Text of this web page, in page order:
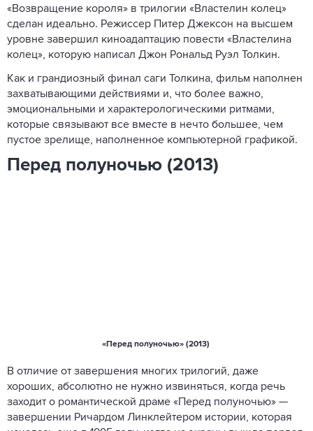
«Возвращение короля» в трилогии «Властелин колец»
сделан идеально. Режиссер Питер Джексон на высшем
уровне завершил киноадаптацию повести «Властелина
колец», которую написал Джон Рональд Руэл Толкин.
Как и грандиозный финал саги Толкина, фильм наполнен
захватывающими действиями и, что более важно,
эмоциональными и характерологическими ритмами,
которые связывают все вместе в нечто большее, чем
пустое зрелище, наполненное компьютерной графикой.
Перед полуночью (2013)
«Перед полуночью» (2013)
В отличие от завершения многих трилогий, даже
хороших, абсолютно не нужно извиняться, когда речь
заходит о романтической драме «Перед полуночью» —
завершении Ричардом Линклейтером истории, которая